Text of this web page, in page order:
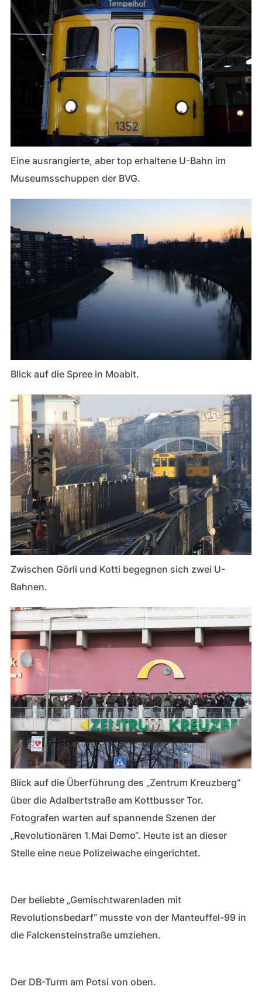
Eine ausrangierte, aber top erhaltene U-Bahn im
Museumsschuppen der BVG.
Blick auf die Spree in Moabit.
Zwischen Görli und Kotti begegnen sich zwei U-
Bahnen.
Blick auf die Überführung des „Zentrum Kreuzberg“
über die Adalbertstraße am Kottbusser Tor.
Fotografen warten auf spannende Szenen der
„Revolutionären 1.Mai Demo“. Heute ist an dieser
Stelle eine neue Polizeiwache eingerichtet.
Der beliebte „Gemischtwarenladen mit
Revolutionsbedarf“ musste von der Manteuffel-99 in
die Falckensteinstraße umziehen.
Der DB-Turm am Potsi von oben.